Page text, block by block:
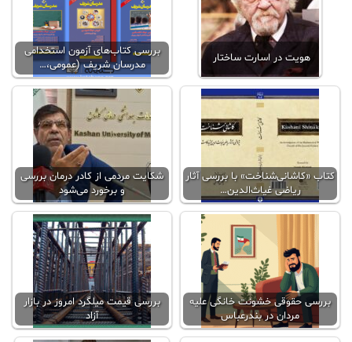
هویت در اسارت ساختار
بررسی کتاب‌های آزمون استخدامی
مدرسان شریف (عمومی،…
کتاب «کاشانی‌شناخت» با بررسی آثار
ریاضی غیاث‌الدین…
شکایت مردمی از کادر درمان بررسی
و برخورد می‌شود
بررسی حقوقی خشونت خانگی علیه
مردان در بندرعباس
بررسی قیمت میلگرد امروز در بازار
آزاد